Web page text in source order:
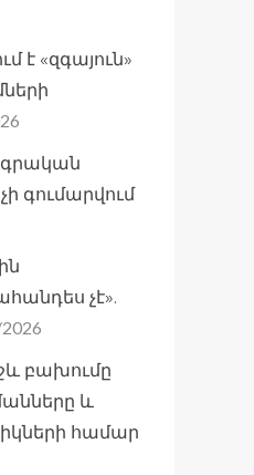
է «զգայուն»
գումարվում
չէ».
բախումը
և
համար